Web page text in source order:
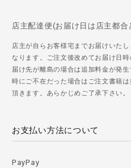
店主配達便(お届け日は店主都合
店主が自らお客様宅までお届けいた
なります。ご注文後改めてお届け日
届け先が離島の場合は追加料金が発
時にご不在だった場合はご注文書籍
頂きます。あらかじめご了承下さい。
お支払い方法について
PayPay